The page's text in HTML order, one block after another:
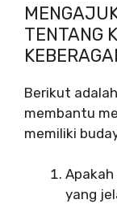
TENTANG
Berikut
membantu
memiliki
yang